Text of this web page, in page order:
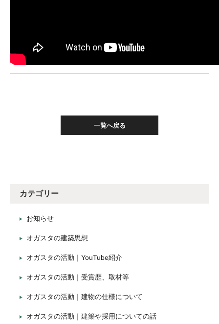
一覧へ戻る
カテゴリー
お知らせ
オガスタの建築思想
オガスタの活動｜YouTube紹介
オガスタの活動｜受賞歴、取材等
オガスタの活動｜建物の仕様について
オガスタの活動｜建築や採用についての話